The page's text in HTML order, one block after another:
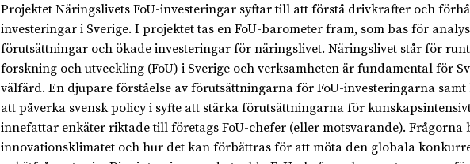
Projektet Näringslivets FoU-investeringar syftar till att förstå drivkrafter och
investeringar i Sverige. I projektet tas en FoU-barometer fram, som bas för
förutsättningar och ökade investeringar för näringslivet. Näringslivet står för
forskning och utveckling (FoU) i Sverige och verksamheten är fundamental för
välfärd. En djupare förståelse av förutsättningarna för FoU-investeringarna
att påverka svensk policy i syfte att stärka förutsättningarna för
innefattar enkäter riktade till företags FoU-chefer (eller motsvarande).
innovationsklimatet och hur det kan förbättras för att möta den globala